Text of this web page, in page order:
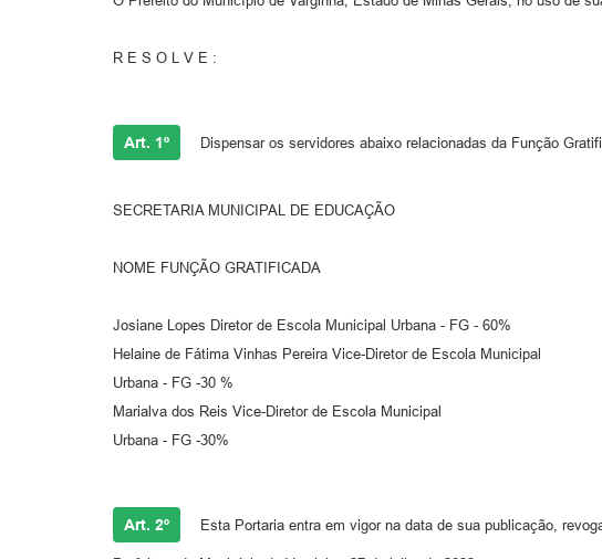
R E S O L V E :
Art. 1º Dispensar os servidores abaixo relacionadas da Função
SECRETARIA MUNICIPAL DE EDUCAÇÃO
NOME FUNÇÃO GRATIFICADA
Josiane Lopes Diretor de Escola Municipal Urbana - FG - 60%
Helaine de Fátima Vinhas Pereira Vice-Diretor de Escola Municipal
Urbana - FG -30 %
Marialva dos Reis Vice-Diretor de Escola Municipal
Urbana - FG -30%
Art. 2º Esta Portaria entra em vigor na data de sua publicação,